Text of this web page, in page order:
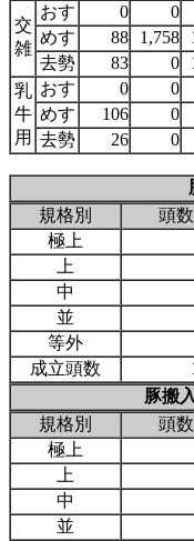
交
雑
おす 0 0
めす
88 1,758
去勢
83 0
乳
牛
用
おす 0 0
めす
106 0
去勢
26 0
規格別
頭数
極上
上
中
並
等外
成立頭数
豚搬
規格別
頭数
極上
上
中
並